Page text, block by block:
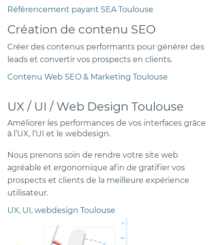
Référencement payant SEA Toulouse
Création de contenu SEO
Créer des contenus performants pour générer des
leads et convertir vos prospects en clients.
Contenu Web SEO & Marketing Toulouse
UX / UI / Web Design Toulouse
Améliorer les performances de vos interfaces grâce
à l’UX, l’UI et le webdesign.
Nous prenons soin de rendre votre site web
agréable et ergonomique afin de gratifier vos
prospects et clients de la meilleure expérience
utilisateur.
UX, UI, webdesign Toulouse